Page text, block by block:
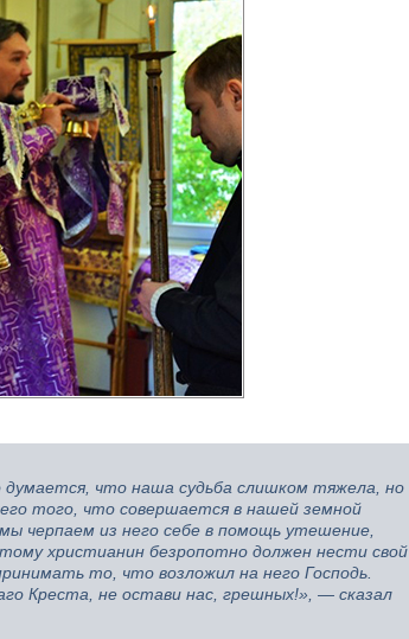
что наша судьба слишком тяжела, но
того, что совершается в нашей земной
черпаем из него себе в помощь утешение,
христианин безропотно должен нести свой
то, что возложил на него Господь.
Креста, не остави нас, грешных!», — сказал